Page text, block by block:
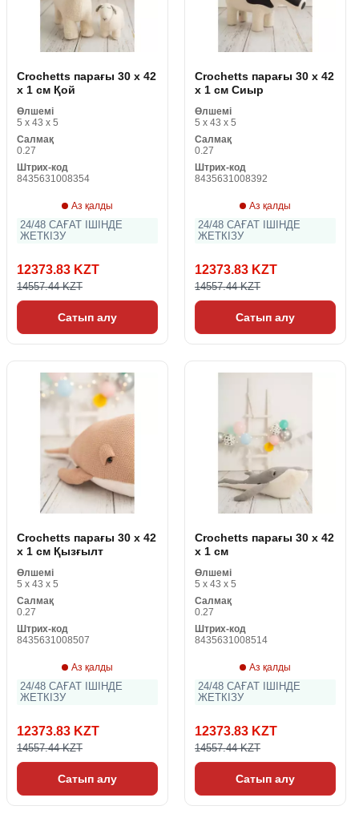
Crochetts парағы 30 x 42
x 1 см Қой
Өлшемі
5 x 43 x 5
Салмақ
0.27
Штрих-код
8435631008354
Аз қалды
24/48 САҒАТ ІШІНДЕ
ЖЕТКІЗУ
12373.83 KZT
14557.44 KZT
Сатып алу
Crochetts парағы 30 x 42
x 1 см Сиыр
Өлшемі
5 x 43 x 5
Салмақ
0.27
Штрих-код
8435631008392
Аз қалды
24/48 САҒАТ ІШІНДЕ
ЖЕТКІЗУ
12373.83 KZT
14557.44 KZT
Сатып алу
Crochetts парағы 30 x 42
x 1 см Қызғылт
Өлшемі
5 x 43 x 5
Салмақ
0.27
Штрих-код
8435631008507
Аз қалды
24/48 САҒАТ ІШІНДЕ
ЖЕТКІЗУ
12373.83 KZT
14557.44 KZT
Сатып алу
Crochetts парағы 30 x 42
x 1 см
Өлшемі
5 x 43 x 5
Салмақ
0.27
Штрих-код
8435631008514
Аз қалды
24/48 САҒАТ ІШІНДЕ
ЖЕТКІЗУ
12373.83 KZT
14557.44 KZT
Сатып алу